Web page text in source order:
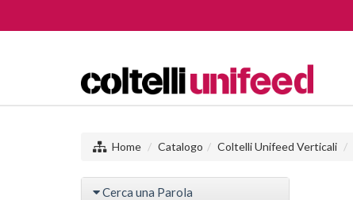
Home Catalogo Coltelli Unifeed Verticali
Cerca una Parola